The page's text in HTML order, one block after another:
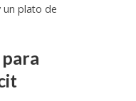
un plato de